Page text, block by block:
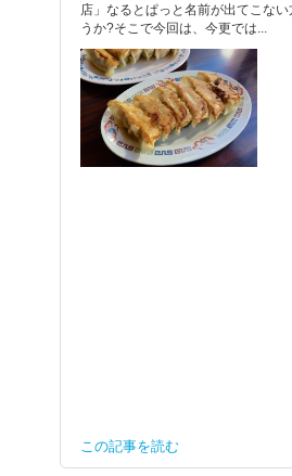
店」なるとぱっと名前が出てこな
うか?そこで今回は、今更では...
この記事を読む